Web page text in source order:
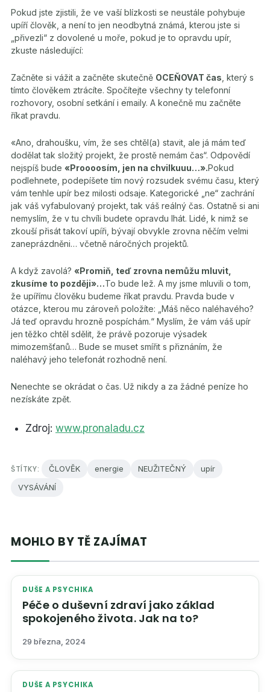
Pokud jste zjistili, že ve vaší blízkosti se neustále pohybuje
upíří člověk, a není to jen neodbytná známá, kterou jste si
„přivezli“ z dovolené u moře, pokud je to opravdu upír,
zkuste následující:
Začněte si vážit a začněte skutečně OCEŇOVAT čas , který s
tímto člověkem ztrácíte. Spočítejte všechny ty telefonní
rozhovory, osobní setkání i emaily. A konečně mu začněte
říkat pravdu.
«Ano, drahoušku, vím, že ses chtěl(a) stavit, ale já mám teď
dodělat tak složitý projekt, že prostě nemám čas“. Odpovědí
nejspíš bude «Proooosím, jen na chvilkuuu…».Pokud
podlehnete, podepíšete tím nový rozsudek svému času, který
vám tenhle upír bez milosti odsaje. Kategorické „ne“ zachrání
jak váš vyfabulovaný projekt, tak váš reálný čas. Ostatně si ani
nemyslím, že v tu chvíli budete opravdu lhát. Lidé, k nimž se
zkouší přisát takoví upíři, bývají obvykle zrovna něčím velmi
zaneprázdněni… včetně náročných projektů.
A když zavolá? «Promiň, teď zrovna nemůžu mluvit,
zkusíme to později»…To bude lež. A my jsme mluvili o tom,
že upířímu člověku budeme říkat pravdu. Pravda bude v
otázce, kterou mu zároveň položíte: „Máš něco naléhavého?
Já teď opravdu hrozně pospíchám.“ Myslím, že vám váš upír
jen těžko chtěl sdělit, že právě pozoruje výsadek
mimozemšťanů… Bude se muset smířit s přiznáním, že
naléhavý jeho telefonát rozhodně není.
Nenechte se okrádat o čas. Už nikdy a za žádné peníze ho
nezískáte zpět.
Zdroj: www.pronaladu.cz
ŠTÍTKY: ČLOVĚK energie NEUŽITEČNÝ
upír
VYSÁVÁNÍ
MOHLO BY TĚ ZAJÍMAT
DUŠE A PSYCHIKA
Péče o duševní zdraví jako základ
spokojeného života. Jak na to?
29 března, 2024
DUŠE A PSYCHIKA